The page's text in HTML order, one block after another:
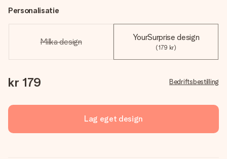
Personalisatie
Milka design YourSurprise design
(179 kr)
kr 179 Bedriftsbestilling
Lag eget design